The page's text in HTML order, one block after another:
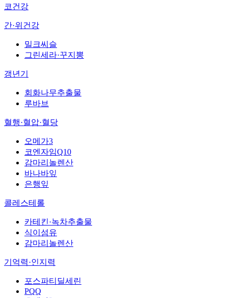
코건강
간·위건강
밀크씨슬
그린세라·꾸지뽕
갱년기
회화나무추출물
루바브
혈행·혈압·혈당
오메가3
코엔자임Q10
감마리놀렌산
바나바잎
은행잎
콜레스테롤
카테킨·녹차추출물
식이섬유
감마리놀렌산
기억력·인지력
포스파티딜세린
PQQ